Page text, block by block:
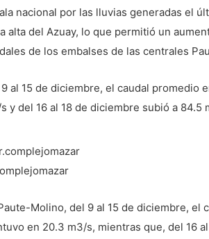
nacional por las lluvias generadas el
alta del Azuay, lo que permitió un
de los embalses de las centrales
al 15 de diciembre, el caudal promedio
y del 16 al 18 de diciembre subió a 84.5
Molino, del 9 al 15 de diciembre, el
en 20.3 m3/s, mientras que, del 16